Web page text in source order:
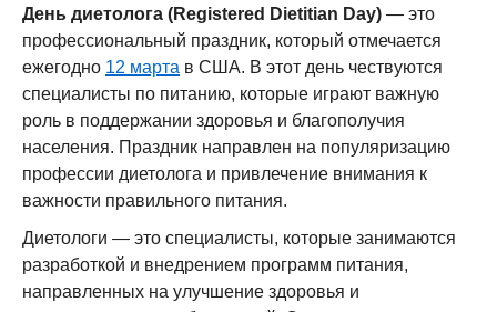
День диетолога (Registered Dietitian Day) — это
профессиональный праздник, который отмечается
ежегодно 12 марта в США. В этот день чествуются
специалисты по питанию, которые играют важную
роль в поддержании здоровья и благополучия
населения. Праздник направлен на популяризацию
профессии диетолога и привлечение внимания к
важности правильного питания.
Диетологи — это специалисты, которые занимаются
разработкой и внедрением программ питания,
направленных на улучшение здоровья и